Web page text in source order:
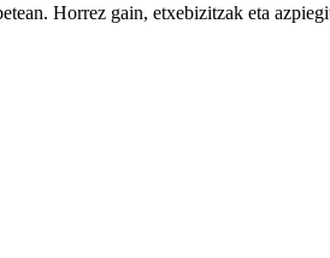
Horrez gain, etxebizitzak eta